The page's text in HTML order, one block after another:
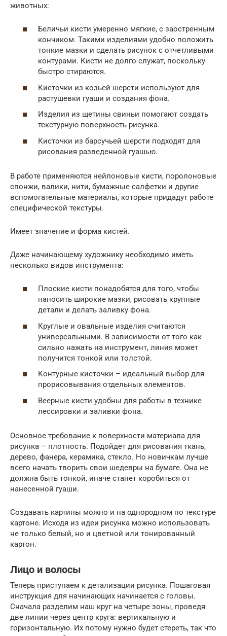
животных:
Беличьи кисти умеренно мягкие, с заостренным
кончиком. Такими изделиями удобно положить
тонкие мазки и сделать рисунок с отчетливыми
контурами. Кисти не долго служат, поскольку
быстро стираются.
Кисточки из козьей шерсти используют для
растушевки гуаши и создания фона.
Изделия из щетины свиньи помогают создать
текстурную поверхность рисунка.
Кисточки из барсучьей шерсти подходят для
рисования разведенной гуашью.
В работе применяются нейлоновые кисти, поролоновые
спонжи, валики, нити, бумажные салфетки и другие
вспомогательные материалы, которые придадут работе
специфической текстуры.
Имеет значение и форма кистей.
Даже начинающему художнику необходимо иметь
несколько видов инструмента:
Плоские кисти понадобятся для того, чтобы
наносить широкие мазки, рисовать крупные
детали и делать заливку фона.
Круглые и овальные изделия считаются
универсальными. В зависимости от того как
сильно нажать на инструмент, линия может
получится тонкой или толстой.
Контурные кисточки – идеальный выбор для
прорисовывания отдельных элементов.
Веерные кисти удобны для работы в технике
лессировки и заливки фона.
Основное требование к поверхности материала для
рисунка – плотность. Подойдет для рисования ткань,
дерево, фанера, керамика, стекло. Но новичкам лучше
всего начать творить свои шедевры на бумаге. Она не
должна быть тонкой, иначе станет коробиться от
нанесенной гуаши.
Создавать картины можно и на однородном по текстуре
картоне. Исходя из идеи рисунка можно использовать
не только белый, но и цветной или тонированный
картон.
Лицо и волосы
Теперь приступаем к детализации рисунка. Пошаговая
инструкция для начинающих начинается с головы.
Сначала разделим наш круг на четыре зоны, проведя
две линии через центр круга: вертикальную и
горизонтальную. Их потому нужно будет стереть, так что